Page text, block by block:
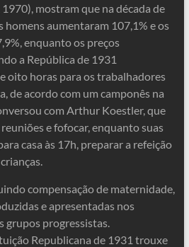
mostram que na década de
homens aumentaram 107,1% e os
enquanto os preços
a República de 1931
oito horas para os trabalhadores
de acordo com um camponês na
com Arthur Koestler, que
e fofocar, enquanto suas
casa às 17h, preparar a refeição
compensação de maternidade,
e apresentadas nos
grupos progressistas.
Republicana de 1931 trouxe